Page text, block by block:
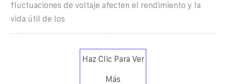
fluctuaciones de voltaje afecten el rendimiento y la
vida útil de los
Haz Clic Para Ver
Más